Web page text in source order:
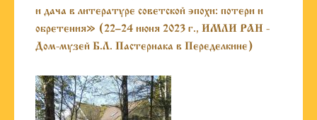
и дача в литературе советской эпохи: потери и
обретения» (22–24 июня 2023 г., ИМЛИ РАН -
Дом-музей Б.Л. Пастернака в Переделкине)